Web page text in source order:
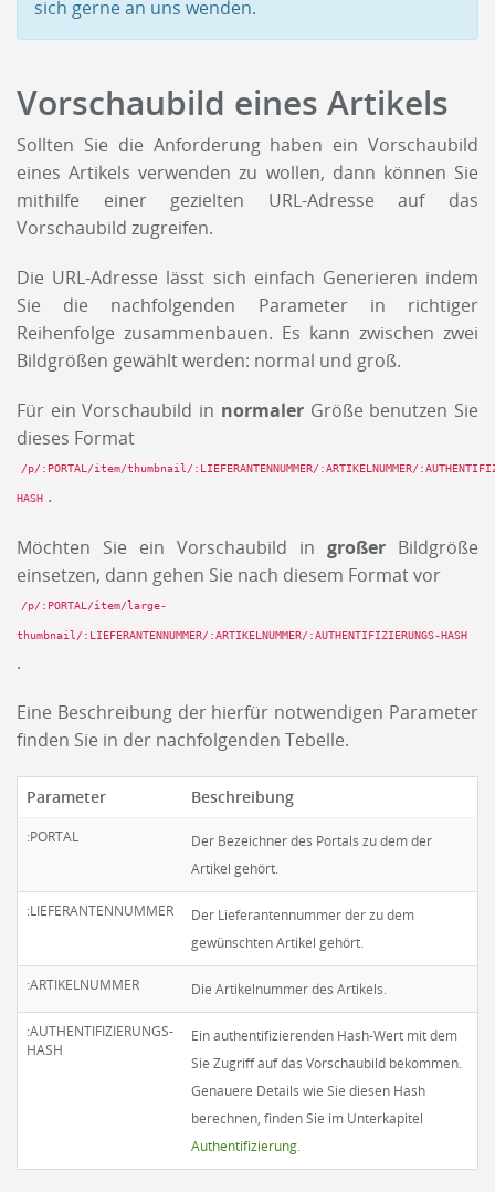
sich gerne an uns wenden.
Vorschaubild eines Artikels
Sollten Sie die Anforderung haben ein Vorschaubild
eines Artikels verwenden zu wollen, dann können Sie
mithilfe einer gezielten URL-Adresse auf das
Vorschaubild zugreifen.
Die URL-Adresse lässt sich einfach Generieren indem
Sie die nachfolgenden Parameter in richtiger
Reihenfolge zusammenbauen. Es kann zwischen zwei
Bildgrößen gewählt werden: normal und groß.
Für ein Vorschaubild in normalerGröße benutzen Sie
dieses Format
/p/:PORTAL/item/thumbnail/:LIEFERANTENNUMMER/:ARTIKELNUMMER/
HASH .
Möchten Sie ein Vorschaubild in großer Bildgröße
einsetzen, dann gehen Sie nach diesem Format vor
/p/:PORTAL/item/large-
thumbnail/:LIEFERANTENNUMMER/:ARTIKELNUMMER/:AUTHENTIFIZIERUNGS-HASH
.
Eine Beschreibung der hierfür notwendigen Parameter
finden Sie in der nachfolgenden Tebelle.
Parameter Beschreibung
:PORTAL
Der Bezeichner des Portals zu dem der
Artikel gehört.
:LIEFERANTENNUMMER
Der Lieferantennummer der zu dem
gewünschten Artikel gehört.
:ARTIKELNUMMER Die Artikelnummer des Artikels.
:AUTHENTIFIZIERUNGS-
HASH
Ein authentifizierenden Hash-Wert mit dem
Sie Zugriff auf das Vorschaubild bekommen.
Genauere Details wie Sie diesen Hash
berechnen, finden Sie im Unterkapitel
Authentifizierung